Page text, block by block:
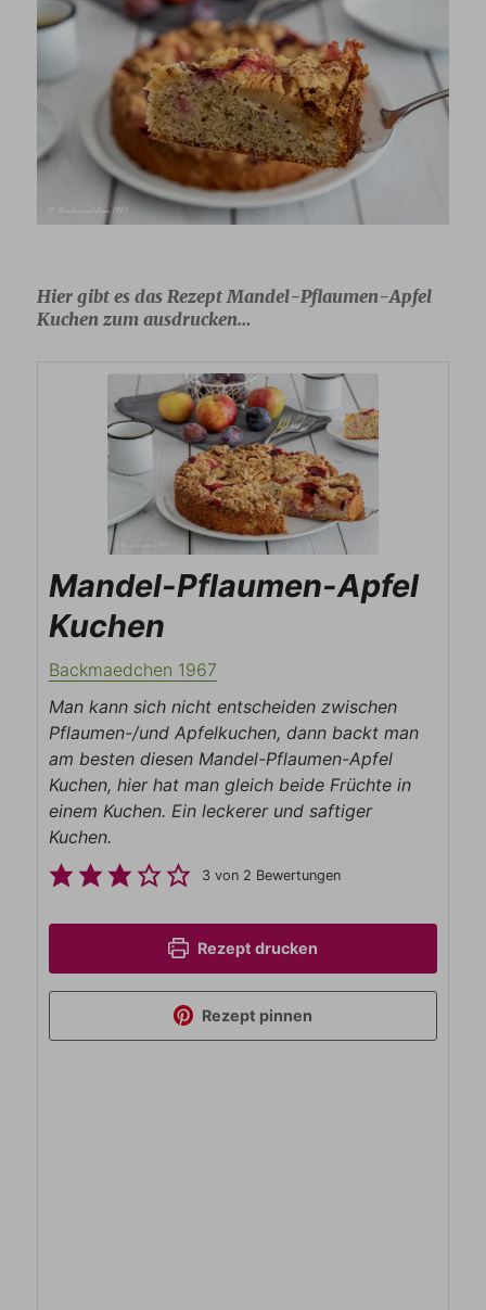
Hier gibt es das Rezept Mandel-Pflaumen-Apfel
Kuchen zum ausdrucken…
Mandel-Pflaumen-Apfel
Kuchen
Backmaedchen 1967
Man kann sich nicht entscheiden zwischen
Pflaumen-/und Apfelkuchen, dann backt man
am besten diesen Mandel-Pflaumen-Apfel
Kuchen, hier hat man gleich beide Früchte in
einem Kuchen. Ein leckerer und saftiger
Kuchen.
3von 2 Bewertungen
Rezept drucken
Rezept pinnen